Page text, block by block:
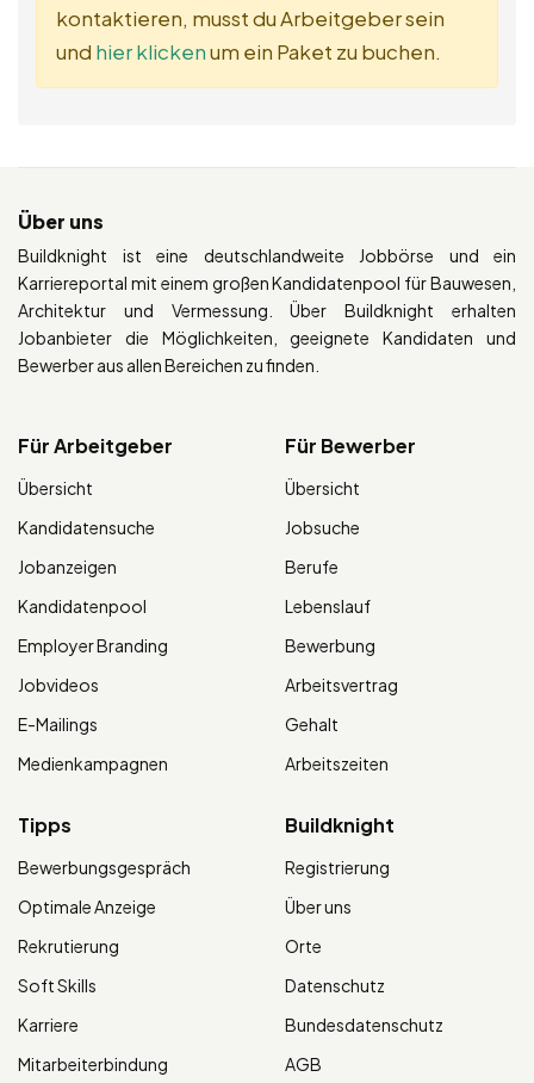
kontaktieren, musst du Arbeitgeber sein
und hier klickenum ein Paket zu buchen.
Über uns
Buildknight ist eine deutschlandweite Jobbörse und ein
Karriereportal mit einem großen Kandidatenpool für Bauwesen,
Architektur und Vermessung. Über Buildknight erhalten
Jobanbieter die Möglichkeiten, geeignete Kandidaten und
Bewerber aus allen Bereichen zu finden.
Für Arbeitgeber
Übersicht
Kandidatensuche
Jobanzeigen
Kandidatenpool
Employer Branding
Jobvideos
E-Mailings
Medienkampagnen
Für Bewerber
Übersicht
Jobsuche
Berufe
Lebenslauf
Bewerbung
Arbeitsvertrag
Gehalt
Arbeitszeiten
Tipps
Bewerbungsgespräch
Optimale Anzeige
Rekrutierung
Soft Skills
Karriere
Mitarbeiterbindung
Buildknight
Registrierung
Über uns
Orte
Datenschutz
Bundesdatenschutz
AGB